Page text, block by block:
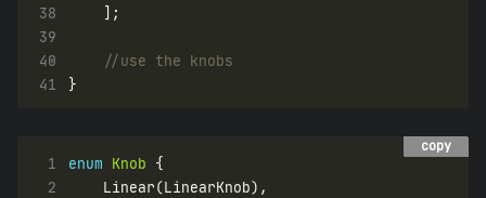
38
39
40
41
copy
copy
1 enum Knob
2